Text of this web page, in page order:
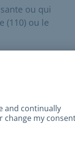
ou qui
(110) ou le